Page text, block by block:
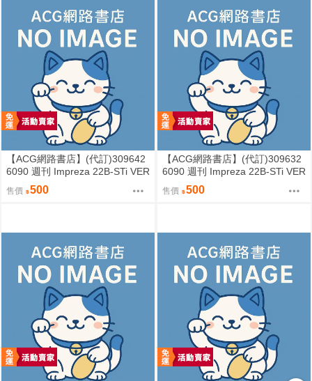
【ACG網路書店】(代訂)309642
6090 週刊 Impreza 22B-STi VER
SION をつくる (6)
售價 500
【ACG網路書店】(代訂)309632
6090 週刊 Impreza 22B-STi VER
SION をつくる (5)
售價 500